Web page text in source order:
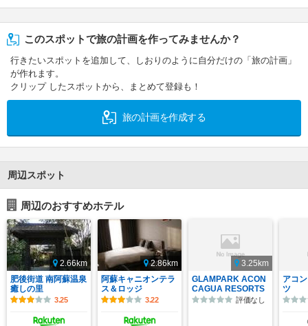
このスポットで旅の計画を作ってみませんか？
行きたいスポットを追加して、しおりのように自分だけの「旅の計画」
が作れます。
クリップ したスポットから、まとめて登録も！
旅の計画を作成する
周辺スポット
周辺のおすすめホテル
2.66km
肥後街道 南阿蘇温泉
癒しの里
3.25
2.86km
阿蘇キャニオンテラ
ス＆ロッジ
3.22
3.25km
GLAMPARK ACON
CAGUA RESORTS
評価なし
アコ
ツ